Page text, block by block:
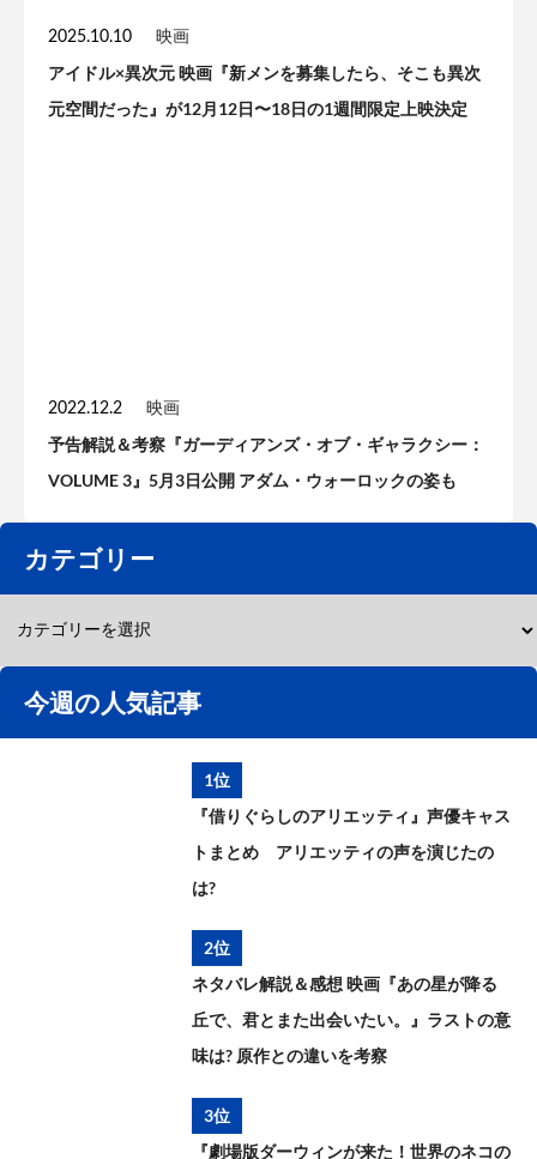
2025.10.10 映画
アイドル×異次元 映画『新メンを募集したら、そこも異次
元空間だった』が12月12日〜18日の1週間限定上映決定
2022.12.2 映画
予告解説＆考察『ガーディアンズ・オブ・ギャラクシー：
VOLUME 3』5月3日公開 アダム・ウォーロックの姿も
カテゴリー
今週の人気記事
1位
『借りぐらしのアリエッティ』声優キャス
トまとめ アリエッティの声を演じたの
は?
2位
ネタバレ解説＆感想 映画『あの星が降る
丘で、君とまた出会いたい。』ラストの意
味は? 原作との違いを考察
3位
『劇場版ダーウィンが来た！世界のネコの